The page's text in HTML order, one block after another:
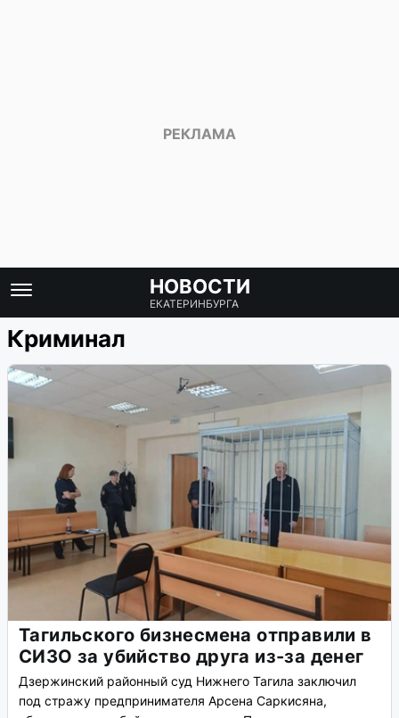
НОВОСТИ
ЕКАТЕРИНБУРГА
Криминал
Тагильского бизнесмена отправили в
СИЗО за убийство друга из-за денег
Дзержинский районный суд Нижнего Тагила заключил
под стражу предпринимателя Арсена Саркисяна,